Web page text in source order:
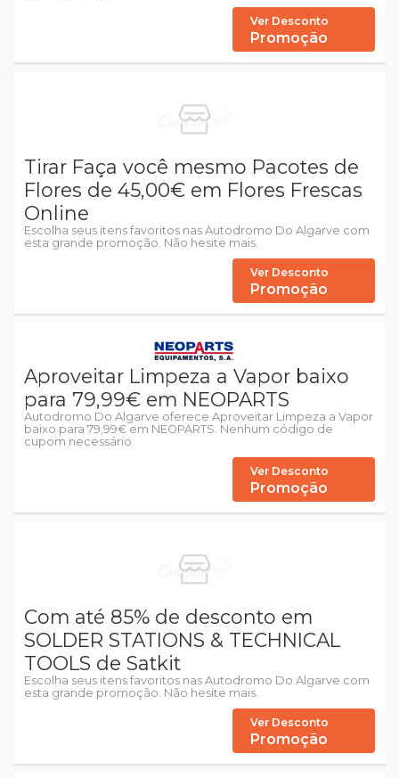
Ver Desconto
Promoção
Tirar Faça você mesmo Pacotes de
Flores de 45,00€ em Flores Frescas
Online
Escolha seus itens favoritos nas Autodromo Do Algarve com
esta grande promoção. Não hesite mais.
Ver Desconto
Promoção
Aproveitar Limpeza a Vapor baixo
para 79,99€ em NEOPARTS
Autodromo Do Algarve oferece Aproveitar Limpeza a Vapor
baixo para 79,99€ em NEOPARTS. Nenhum código de
cupom necessário.
Ver Desconto
Promoção
Com até 85% de desconto em
SOLDER STATIONS & TECHNICAL
TOOLS de Satkit
Escolha seus itens favoritos nas Autodromo Do Algarve com
esta grande promoção. Não hesite mais.
Ver Desconto
Promoção